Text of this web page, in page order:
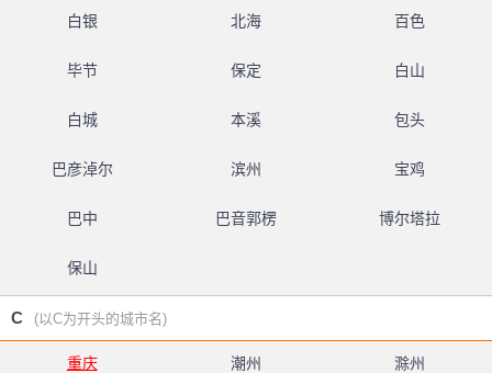
白银 北海 百色
毕节 保定 白山
白城 本溪 包头
巴彦淖尔 滨州 宝鸡
巴中 巴音郭楞 博尔塔拉
保山
C (以C为开头的城市名)
重庆 潮州 滁州